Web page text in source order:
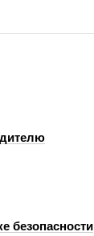
безопасности